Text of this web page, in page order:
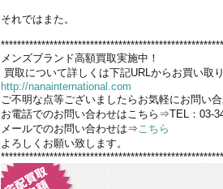
それではまた。
メンズブランド高額買取実施中！
買取について詳しくは下記URLからお買い取
http://nanainternational.com
ご不明な点等ございましたらお気軽にお問い合
お電話でのお問い合わせはこちら⇒TEL：03-
メールでのお問い合わせは⇒こちら
よろしくお願い致します。